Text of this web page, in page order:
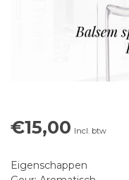
€15,00 Incl. btw
Eigenschappen